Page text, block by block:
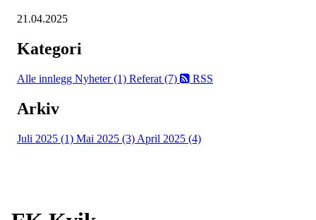
21.04.2025
Kategori
Alle innlegg Nyheter (1) Referat (7) RSS
Arkiv
Juli 2025 (1) Mai 2025 (3) April 2025 (4)